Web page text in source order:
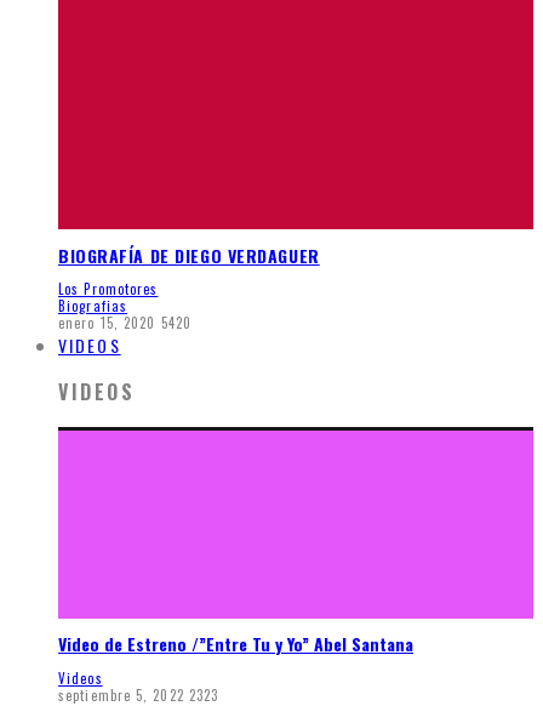
BIOGRAFÍA DE DIEGO VERDAGUER
Los Promotores
Biografias
enero 15, 2020 5420
VIDEOS
VIDEOS
Video de Estreno /”Entre Tu y Yo” Abel Santana
Videos
septiembre 5, 2022 2323